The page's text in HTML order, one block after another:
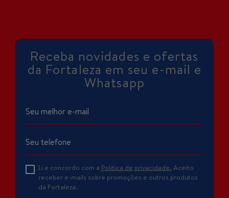
Receba novidades e ofertas
da Fortaleza em seu e-mail e
Whatsapp
Li e concordo com a Politica de privacidade. Aceito
receber e-mails sobre promoções e outros produtos
da Fortaleza.